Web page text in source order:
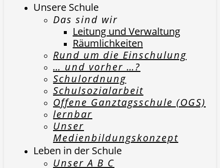
Unsere Schule
Das sind wir
Leitung und Verwaltung
Räumlichkeiten
Rund um die Einschulung
… und vorher …?
Schulordnung
Schulsozialarbeit
Offene Ganztagsschule (OGS)
lernbar
Unser
Medienbildungskonzept
Leben in der Schule
Unser A B C